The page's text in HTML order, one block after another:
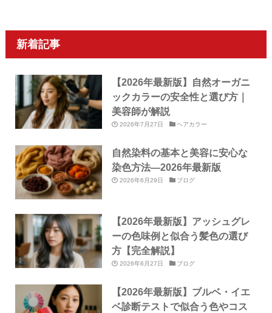
新着記事
【2026年最新版】自然オーガニ
ックカラーの安全性と選び方｜
美容師が解説
2026年7月27日 ヘアカラー
自然染料の基本と美容に安心な
染色方法—2026年最新版
2026年6月29日 ブログ
【2026年最新版】アッシュグレ
ーの色味例と似合う髪色の選び
方【完全解説】
2026年6月27日 ブログ
【2026年最新版】ブルベ・イエ
ベ診断テストで似合う色やコス